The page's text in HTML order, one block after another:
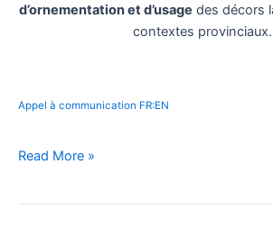
d’ornementation et d’usage des décors
contextes provinciaux.
Appel à communication FR:EN
Appel
Read More »